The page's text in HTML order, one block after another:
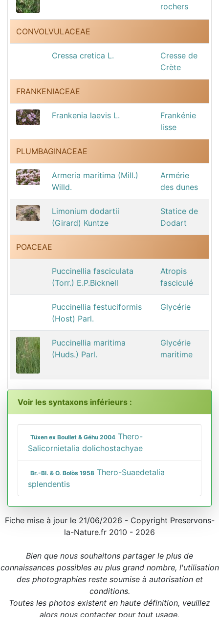
rochers
CONVOLVULACEAE
Cressa cretica L.
Cresse de
Crète
FRANKENIACEAE
Frankenia laevis L.
Frankénie
lisse
PLUMBAGINACEAE
Armeria maritima (Mill.)
Willd.
Armérie
des dunes
Limonium dodartii
(Girard) Kuntze
Statice de
Dodart
POACEAE
Puccinellia fasciculata
(Torr.) E.P.Bicknell
Atropis
fasciculé
Puccinellia festuciformis
(Host) Parl.
Glycérie
Puccinellia maritima
(Huds.) Parl.
Glycérie
maritime
Voir les syntaxons inférieurs :
Tüxen ex Boullet & Géhu 2004 Thero-
Salicornietalia dolichostachyae
Br.-Bl. & O. Bolòs 1958 Thero-Suaedetalia
splendentis
Fiche mise à jour le 21/06/2026 - Copyright Preservons-
la-Nature.fr 2010 - 2026
Bien que nous souhaitons partager le plus de
connaissances possibles au plus grand nombre, l'utilisation
des photographies reste soumise à autorisation et
conditions.
Toutes les photos existent en haute définition, veuillez
alors nous contacter pour tout usage.